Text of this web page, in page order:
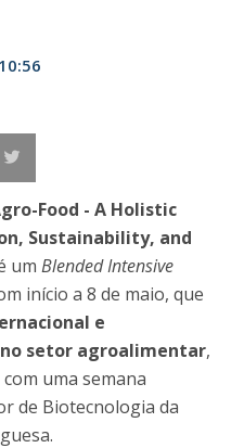
Food - A Holistic
Sustainability, and
um Blended Intensive
início a 8 de maio, que
e
setor agroalimentar,
uma semana
de Biotecnologia da